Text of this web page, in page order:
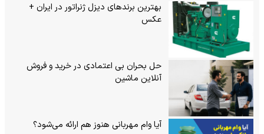
بهترین برندهای دیزل ژنراتور در ایران +
عکس
حل بحران بی‌ اعتمادی در خرید و فروش
آنلاین ماشین
آیا وام مهربانی هنوز هم ارائه می‌شود؟